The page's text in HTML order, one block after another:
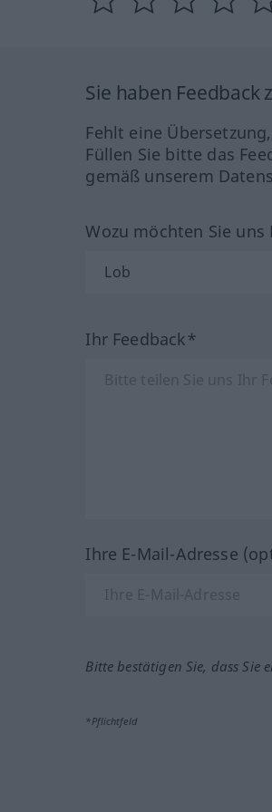
Sie haben
Fehlt eine
Füllen Sie bitte das
gemäß unserem
Wozu möchten Sie uns
Ihr Feedback*
Ihre E-Mail-Adresse
Bitte bestätigen Sie, dass Sie
*Pflichtfeld